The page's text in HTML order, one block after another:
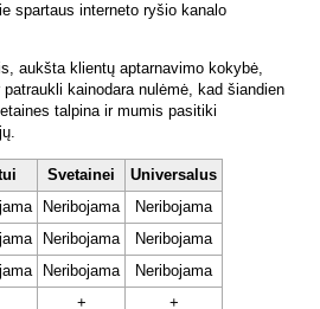
spartaus interneto ryšio kanalo
aukšta klientų aptarnavimo kokybė,
kainodara nulėmė, kad šiandien
talpina ir mumis pasitiki
Svetainei
Universalus
Neribojama
Neribojama
Neribojama
Neribojama
Neribojama
Neribojama
+
+